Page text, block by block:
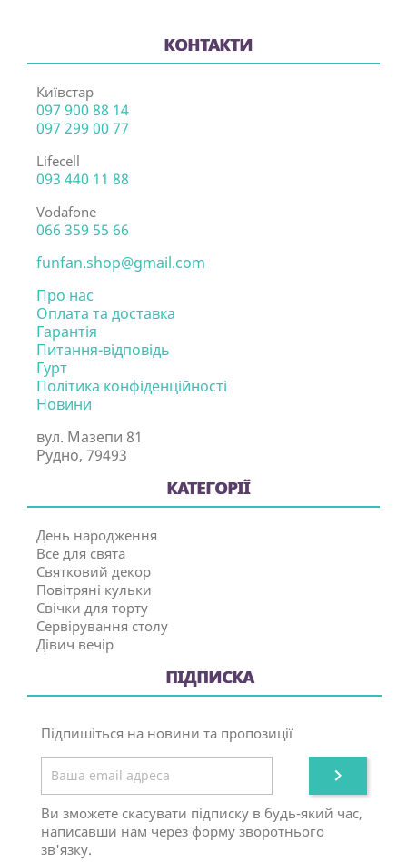
КОНТАКТИ
Київстар
097 900 88 14
097 299 00 77
Lifecell
093 440 11 88
Vodafone
066 359 55 66
funfan.shop@gmail.com
Про нас
Оплата та доставка
Гарантія
Питання-відповідь
Гурт
Політика конфіденційності
Новини
вул. Мазепи 81
Рудно, 79493
КАТЕГОРІЇ
День народження
Все для свята
Святковий декор
Повітряні кульки
Свічки для торту
Сервірування столу
Дівич вечір
ПІДПИСКА
Підпишіться на новини та пропозиції

Ви зможете скасувати підписку в будь-який час,
написавши нам через форму зворотнього
зв'язку.